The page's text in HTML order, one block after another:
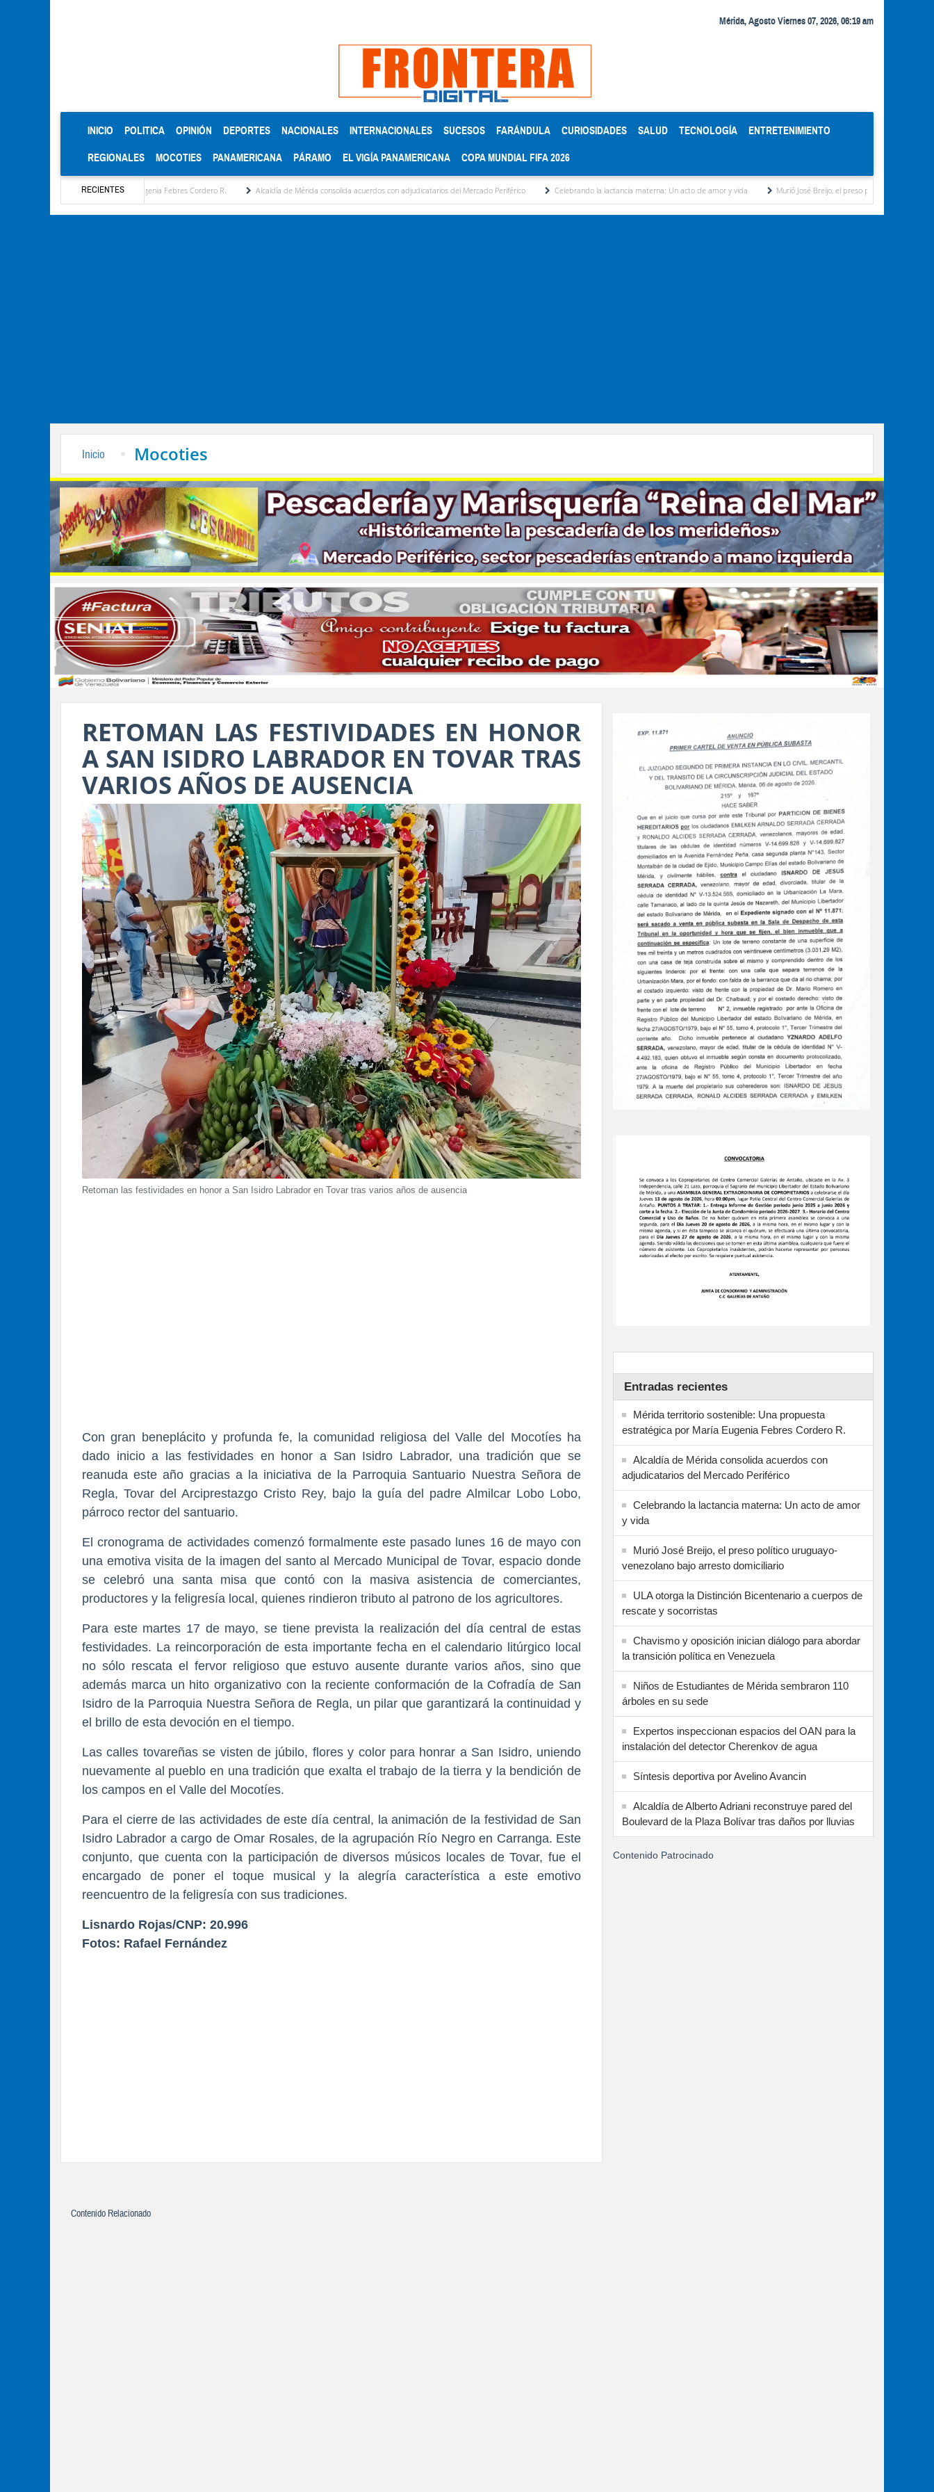
Mérida, Agosto Viernes 07, 2026, 06:19 am
INICIO (CURRENT)
POLITICA OPINIÓN DEPORTES NACIONALES INTERNACIONALES SUCESOS FARÁNDULA CURIOSIDADES SALUD TECNOLOGÍA ENTRETENIMIENTO
REGIONALES MOCOTIES PANAMERICANA PÁRAMO EL VIGÍA PANAMERICANA COPA MUNDIAL FIFA 2026
RECIENTES
por María Eugenia Febres Cordero R. Alcaldía de Mérida consolida acuerdos con adjudicatarios del Mercado Periférico Celebrando la lactancia materna: Un acto de amor y vida Murió José Breijo, el preso político uruguayo-venezolano bajo
Inicio Mocoties
RETOMAN LAS FESTIVIDADES EN HONOR
A SAN ISIDRO LABRADOR EN TOVAR TRAS
VARIOS AÑOS DE AUSENCIA
Retoman las festividades en honor a San Isidro Labrador en Tovar tras varios años de ausencia
​Con gran beneplácito y profunda fe, la comunidad religiosa del Valle del Mocotíes ha
dado inicio a las festividades en honor a San Isidro Labrador, una tradición que se
reanuda este año gracias a la iniciativa de la Parroquia Santuario Nuestra Señora de
Regla, Tovar del Arciprestazgo Cristo Rey, bajo la guía del padre Almilcar Lobo Lobo,
párroco rector del santuario.
​El cronograma de actividades comenzó formalmente este pasado lunes 16 de mayo con
una emotiva visita de la imagen del santo al Mercado Municipal de Tovar, espacio donde
se celebró una santa misa que contó con la masiva asistencia de comerciantes,
productores y la feligresía local, quienes rindieron tributo al patrono de los agricultores.
​Para este martes 17 de mayo, se tiene prevista la realización del día central de estas
festividades. La reincorporación de esta importante fecha en el calendario litúrgico local
no sólo rescata el fervor religioso que estuvo ausente durante varios años, sino que
además marca un hito organizativo con la reciente conformación de la Cofradía de San
Isidro de la Parroquia Nuestra Señora de Regla, un pilar que garantizará la continuidad y
el brillo de esta devoción en el tiempo.
​Las calles tovareñas se visten de júbilo, flores y color para honrar a San Isidro, uniendo
nuevamente al pueblo en una tradición que exalta el trabajo de la tierra y la bendición de
los campos en el Valle del Mocotíes.
Para el cierre de las actividades de este día central, la animación de la festividad de San
Isidro Labrador a cargo de Omar Rosales, de la agrupación Río Negro en Carranga. Este
conjunto, que cuenta con la participación de diversos músicos locales de Tovar, fue el
encargado de poner el toque musical y la alegría característica a este emotivo
reencuentro de la feligresía con sus tradiciones.
Lisnardo Rojas/CNP: 20.996
Fotos: Rafael Fernández
Entradas recientes
Mérida territorio sostenible: Una propuesta
estratégica por María Eugenia Febres Cordero R.
Alcaldía de Mérida consolida acuerdos con
adjudicatarios del Mercado Periférico
Celebrando la lactancia materna: Un acto de amor
y vida
Murió José Breijo, el preso político uruguayo-
venezolano bajo arresto domiciliario
ULA otorga la Distinción Bicentenario a cuerpos de
rescate y socorristas
Chavismo y oposición inician diálogo para abordar
la transición política en Venezuela
Niños de Estudiantes de Mérida sembraron 110
árboles en su sede
Expertos inspeccionan espacios del OAN para la
instalación del detector Cherenkov de agua
Síntesis deportiva por Avelino Avancin
Alcaldía de Alberto Adriani reconstruye pared del
Boulevard de la Plaza Bolívar tras daños por lluvias
Contenido Patrocinado
Contenido Relacionado